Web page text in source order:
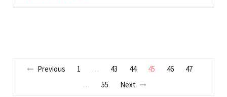
Previous 1 … 43 44 45 46 47
… 55 Next